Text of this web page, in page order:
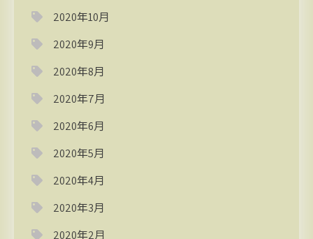
2020年10月
2020年9月
2020年8月
2020年7月
2020年6月
2020年5月
2020年4月
2020年3月
2020年2月